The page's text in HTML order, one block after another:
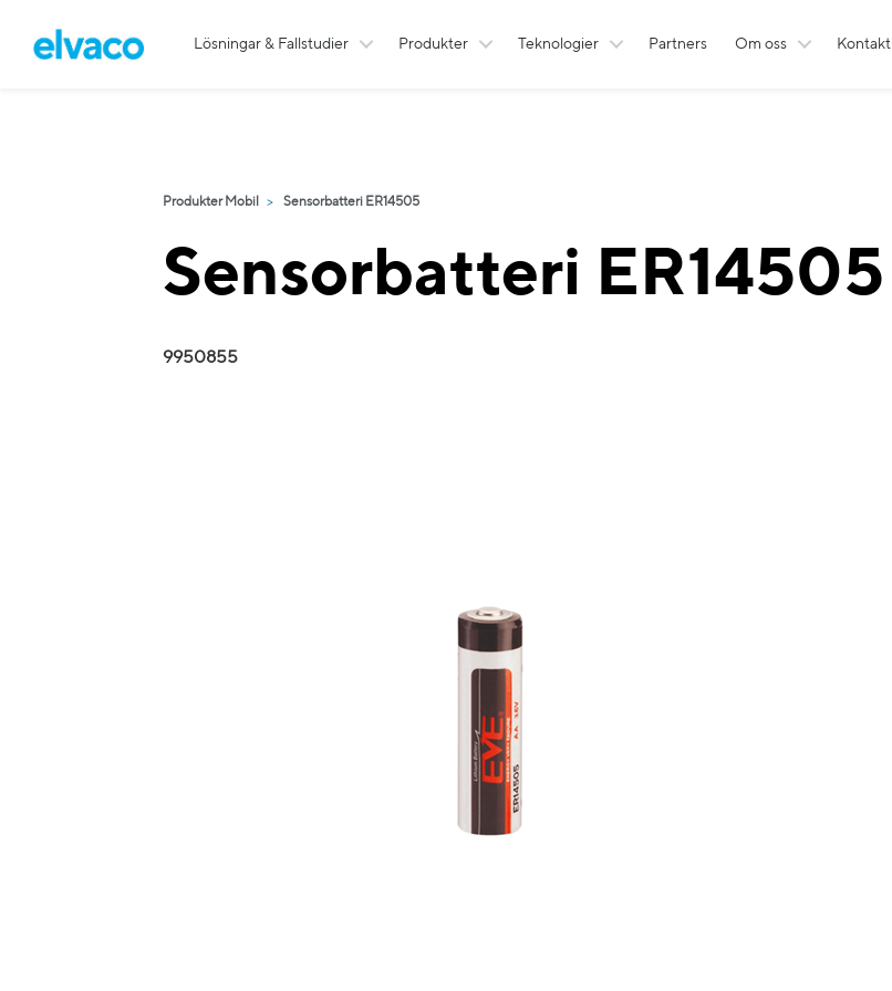
Lösningar & Fallstudier Produkter Teknologier Partners Om oss Kontakt
Produkter Mobil Sensorbatteri ER14505
Sensorbatteri ER14505
9950855